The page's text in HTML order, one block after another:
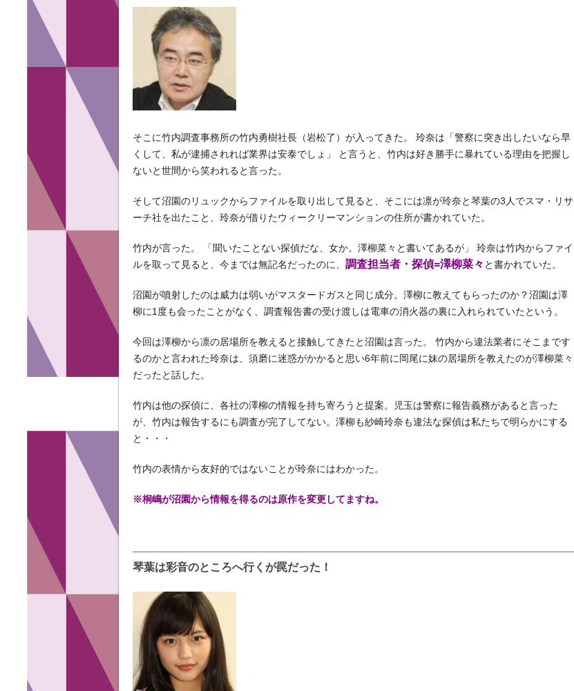
そこに竹内調査事務所の竹内勇樹社長（岩松了）が入ってきた。 玲奈は「警察に突き出したいなら早
くして、私が逮捕されれば業界は安泰でしょ」 と言うと、竹内は好き勝手に暴れている理由を把握し
ないと世間から笑われると言った。
そして沼園のリュックからファイルを取り出して見ると、そこには凛が玲奈と琴葉の3人でスマ・リサ
ーチ社を出たこと、玲奈が借りたウィークリーマンションの住所が書かれていた。
竹内が言った。 「聞いたことない探偵だな、女か。澤柳菜々と書いてあるが」 玲奈は竹内からファイ
ルを取って見ると、今までは無記名だったのに、 調査担当者・探偵=澤柳菜々 と書かれていた。
沼園が噴射したのは威力は弱いがマスタードガスと同じ成分。澤柳に教えてもらったのか？沼園は澤
柳に1度も会ったことがなく、調査報告書の受け渡しは電車の消火器の裏に入れられていたという。
今回は澤柳から凛の居場所を教えると接触してきたと沼園は言った。 竹内から違法業者にそこまです
るのかと言われた玲奈は、須磨に迷惑がかかると思い6年前に岡尾に妹の居場所を教えたのが澤柳菜々
だったと話した。
竹内は他の探偵に、各社の澤柳の情報を持ち寄ろうと提案。児玉は警察に報告義務があると言った
が、竹内は報告するにも調査が完了してない。澤柳も紗崎玲奈も違法な探偵は私たちで明らかにする
と・・・
竹内の表情から友好的ではないことが玲奈にはわかった。
※桐嶋が沼園から情報を得るのは原作を変更してますね。
琴葉は彩音のところへ行くが罠だった！